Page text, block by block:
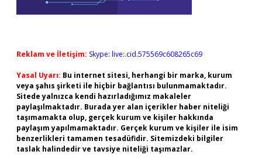
Reklam ve İletişim: Skype: live:.cid.575569c608265c69
Yasal Uyarı: Bu internet sitesi, herhangi bir marka, kurum
veya şahıs şirketi ile hiçbir bağlantısı bulunmamaktadır.
Sitede yalnızca kendi hazırladığımız makaleler
paylaşılmaktadır. Burada yer alan içerikler haber niteliği
taşımamakta olup, gerçek kurum ve kişiler hakkında
paylaşım yapılmamaktadır. Gerçek kurum ve kişiler ile isim
benzerlikleri tamamen tesadüfidir. Sitemizdeki bilgiler
taslak halindedir ve tavsiye niteliği taşımazlar.